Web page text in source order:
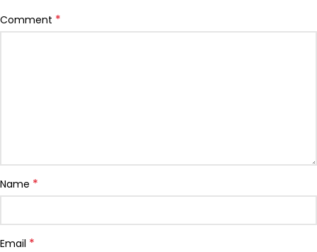
Comment *
Name *
Email *